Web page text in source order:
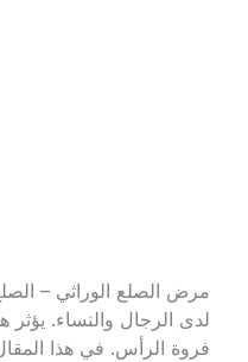
مرض الصلع الوراثي –
لدى الرجال والنساء.
فروة الرأس. في هذا